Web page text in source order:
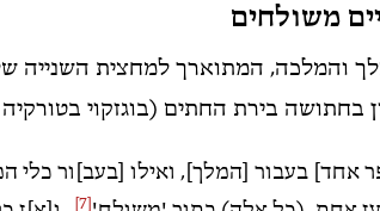
משולחים
והמלכה, המתוארך למחצית השנייה
בירת החתים (בוגזקוי בטורקיה
אחד] בעבור [המלך], ואילו [בעב]ור כלי
[7]